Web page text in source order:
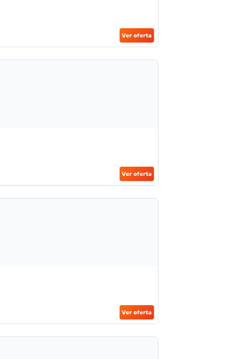
Ver oferta
Ver oferta
Ver oferta